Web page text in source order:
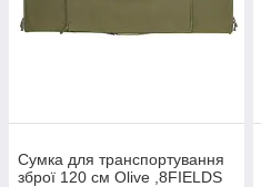
Сумка для транспортування
зброї 120 см Olive ,8FIELDS